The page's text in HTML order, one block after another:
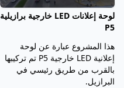
لوحة إعلانات LED خارجية برازيلية
P5
هذا المشروع عبارة عن لوحة
إعلانية LED خارجية P5 تم تركيبها
بالقرب من طريق رئيسي في
البرازيل.